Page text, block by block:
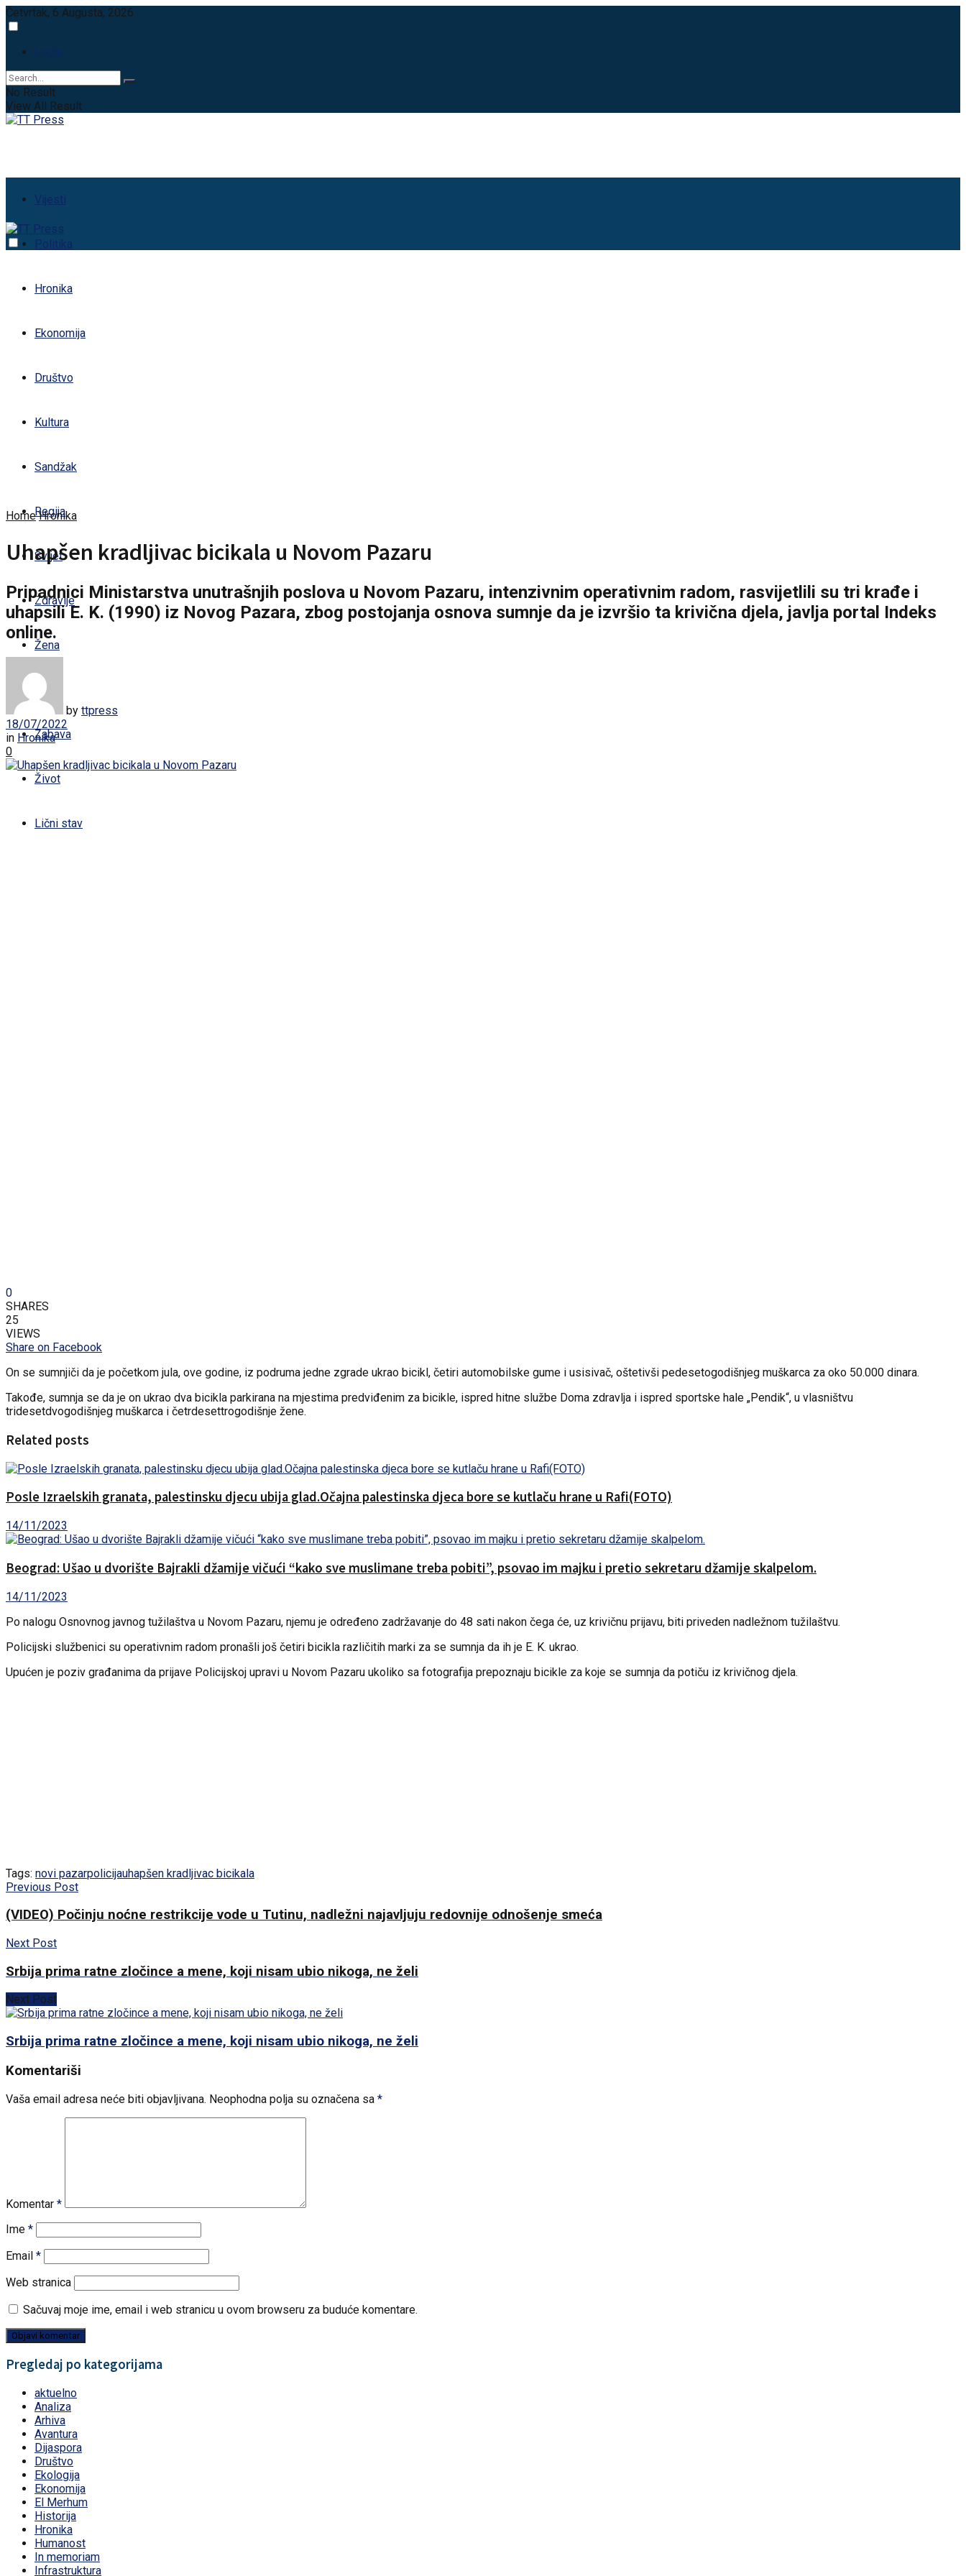
Četvrtak, 6 Augusta, 2026
Login
No Result
View All Result
Vijesti
Politika
Hronika
Ekonomija
Društvo
Kultura
Sandžak
Regija
Svijet
Zdravlje
Žena
Sport
Zabava
Život
Lični stav
Home Hronika
Uhapšen kradljivac bicikala u Novom Pazaru
Pripadnici Ministarstva unutrašnjih poslova u Novom Pazaru, intenzivnim operativnim radom, rasvijetlili su tri krađe i
uhapsili E. K. (1990) iz Novog Pazara, zbog postojanja osnova sumnje da je izvršio ta krivična djela, javlja portal Indeks
online.
by ttpress
18/07/2022
in Hronika
0
0
SHARES
25
VIEWS
Share on Facebook
On se sumnjiči da je početkom jula, ove godine, iz podruma jedne zgrade ukrao bicikl, četiri automobilske gume i usisivač, oštetivši pedesetogodišnjeg muškarca za oko 50.000 dinara.
Takođe, sumnja se da je on ukrao dva bicikla parkirana na mjestima predviđenim za bicikle, ispred hitne službe Doma zdravlja i ispred sportske hale „Pendik“, u vlasništvu
tridesetdvogodišnjeg muškarca i četrdesettrogodišnje žene.
Related posts
Posle Izraelskih granata, palestinsku djecu ubija glad.Očajna palestinska djeca bore se kutlaču hrane u Rafi(FOTO)
14/11/2023
Beograd: Ušao u dvorište Bajrakli džamije vičući “kako sve muslimane treba pobiti”, psovao im majku i pretio sekretaru džamije skalpelom.
14/11/2023
Po nalogu Osnovnog javnog tužilaštva u Novom Pazaru, njemu je određeno zadržavanje do 48 sati nakon čega će, uz krivičnu prijavu, biti priveden nadležnom tužilaštvu.
Policijski službenici su operativnim radom pronašli još četiri bicikla različitih marki za se sumnja da ih je E. K. ukrao.
Upućen je poziv građanima da prijave Policijskoj upravi u Novom Pazaru ukoliko sa fotografija prepoznaju bicikle za koje se sumnja da potiču iz krivičnog djela.
Tags: novi pazarpolicijauhapšen kradljivac bicikala
Previous Post
(VIDEO) Počinju noćne restrikcije vode u Tutinu, nadležni najavljuju redovnije odnošenje smeća
Next Post
Srbija prima ratne zločince a mene, koji nisam ubio nikoga, ne želi
Next Post
Srbija prima ratne zločince a mene, koji nisam ubio nikoga, ne želi
Komentariši
Vaša email adresa neće biti objavljivana. Neophodna polja su označena sa *
Komentar *
Ime *
Email *
Web stranica
Sačuvaj moje ime, email i web stranicu u ovom browseru za buduće komentare.
Pregledaj po kategorijama
aktuelno
Analiza
Arhiva
Avantura
Dijaspora
Društvo
Ekologija
Ekonomija
El Merhum
Historija
Hronika
Humanost
In memoriam
Infrastruktura